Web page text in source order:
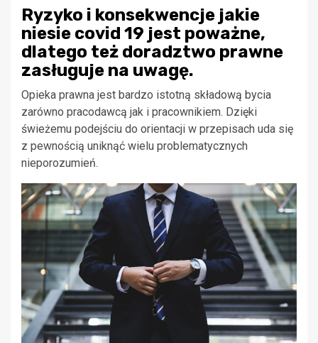
Ryzyko i konsekwencje jakie
niesie covid 19 jest poważne,
dlatego też doradztwo prawne
zasługuje na uwagę.
Opieka prawna jest bardzo istotną składową bycia
zarówno pracodawcą jak i pracownikiem. Dzięki
świeżemu podejściu do orientacji w przepisach uda się
z pewnością uniknąć wielu problematycznych
nieporozumień.